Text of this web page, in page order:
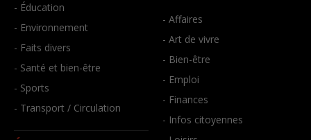
- Éducation
- Environnement
- Faits divers
- Santé et bien-être
- Sports
- Transport / Circulation
- Affaires
- Art de vivre
- Bien-être
- Emploi
- Finances
- Infos citoyennes